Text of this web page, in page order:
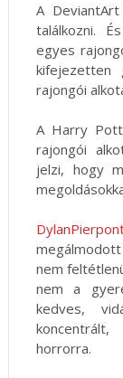
A
találkozni.
egyes
kifejezetten
rajongói
A Harry
rajongói
jelzi, hogy
nem
nem a
kedves,
horrorra.